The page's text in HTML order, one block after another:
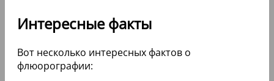
Интересные факты
Вот несколько интересных фактов о
флюорографии: